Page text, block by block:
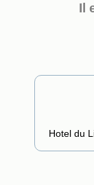
Il
Hotel du